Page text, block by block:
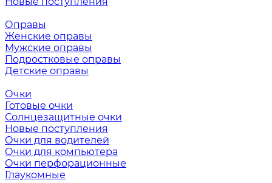
Оправы
Женские оправы
Мужские оправы
Подростковые оправы
Детские оправы
Очки
Готовые очки
Солнцезащитные очки
Новые поступления
Очки для водителей
Очки для компьютера
Очки перфорационные
Глаукомные